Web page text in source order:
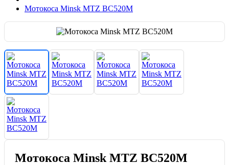
Мотокоса Minsk MTZ BC520M
Мотокоса Minsk MTZ BC520M